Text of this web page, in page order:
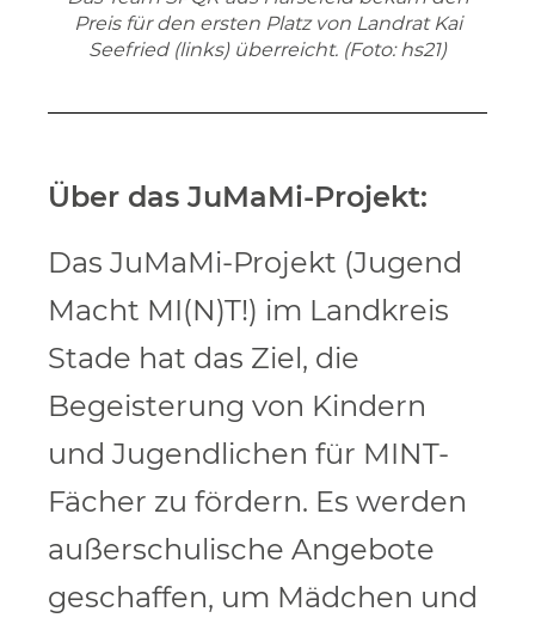
Preis für den ersten Platz von Landrat Kai
Seefried (links) überreicht. (Foto: hs21)
Über das JuMaMi-Projekt:
Das JuMaMi-Projekt (Jugend
Macht MI(N)T!) im Landkreis
Stade hat das Ziel, die
Begeisterung von Kindern
und Jugendlichen für MINT-
Fächer zu fördern. Es werden
außerschulische Angebote
geschaffen, um Mädchen und